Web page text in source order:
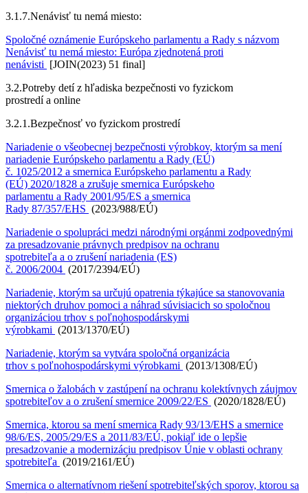
3.1.7.Nenávisť tu nemá miesto:
Spoločné oznámenie Európskeho parlamentu a Rady s názvom
Nenávisť tu nemá miesto: Európa zjednotená proti
nenávisti [JOIN(2023) 51 final]
3.2.Potreby detí z hľadiska bezpečnosti vo fyzickom
prostredí a online
3.2.1.Bezpečnosť vo fyzickom prostredí
Nariadenie o všeobecnej bezpečnosti výrobkov, ktorým sa mení
nariadenie Európskeho parlamentu a Rady (EÚ)
č. 1025/2012 a smernica Európskeho parlamentu a Rady
(EÚ) 2020/1828 a zrušuje smernica Európskeho
parlamentu a Rady 2001/95/ES a smernica
Rady 87/357/EHS (2023/988/EÚ)
Nariadenie o spolupráci medzi národnými orgánmi zodpovednými
za presadzovanie právnych predpisov na ochranu
spotrebiteľa a o zrušení nariadenia (ES)
č. 2006/2004 (2017/2394/EÚ)
Nariadenie, ktorým sa určujú opatrenia týkajúce sa stanovovania
niektorých druhov pomoci a náhrad súvisiacich so spoločnou
organizáciou trhov s poľnohospodárskymi
výrobkami (2013/1370/EÚ)
Nariadenie, ktorým sa vytvára spoločná organizácia
trhov s poľnohospodárskymi výrobkami (2013/1308/EÚ)
Smernica o žalobách v zastúpení na ochranu kolektívnych záujmov
spotrebiteľov a o zrušení smernice 2009/22/ES (2020/1828/EÚ)
Smernica, ktorou sa mení smernica Rady 93/13/EHS a smernice
98/6/ES, 2005/29/ES a 2011/83/EÚ, pokiaľ ide o lepšie
presadzovanie a modernizáciu predpisov Únie v oblasti ochrany
spotrebiteľa (2019/2161/EÚ)
Smernica o alternatívnom riešení spotrebiteľských sporov, ktorou sa